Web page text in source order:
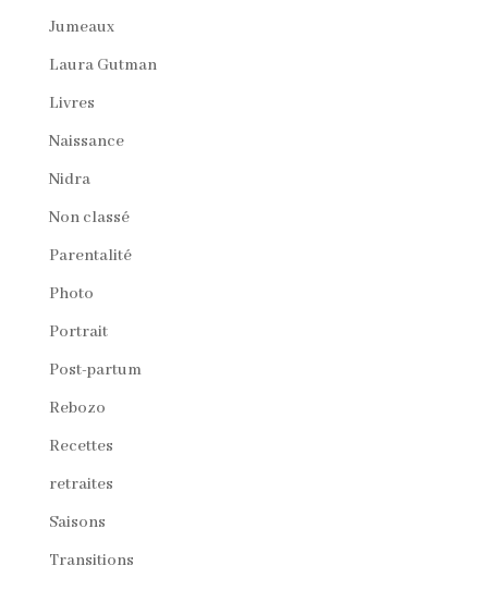
Jumeaux
Laura Gutman
Livres
Naissance
Nidra
Non classé
Parentalité
Photo
Portrait
Post-partum
Rebozo
Recettes
retraites
Saisons
Transitions